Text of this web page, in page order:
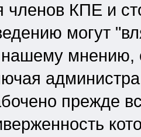
членов КПЕ и
могут
мнению,
прежде